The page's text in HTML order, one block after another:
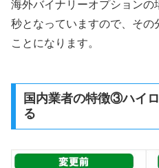
海外バイナリーオプション
秒となっていますので、その
ことになります。
国内業者の特徴③ハイ
る